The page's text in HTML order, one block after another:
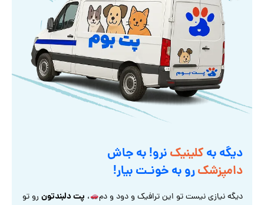
دیگه بهکلینیکنرو! به جاش
دامپزشکرو به خونـت بیار!
دیگه نیازی نیست تو این ترافیک و دود و دم ، پت دلبندتونرو تو